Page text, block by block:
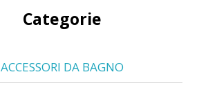
Categorie
ACCESSORI DA BAGNO